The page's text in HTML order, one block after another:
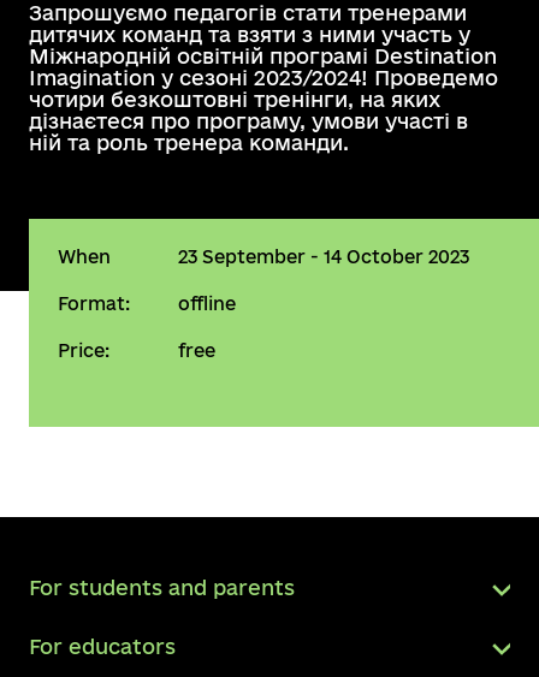
Запрошуємо педагогів стати тренерами
дитячих команд та взяти з ними участь у
Міжнародній освітній програмі Destination
Imagination у сезоні 2023/2024! Проведемо
чотири безкоштовні тренінги, на яких
дізнаєтеся про програму, умови участі в
ній та роль тренера команди.
When 23 September - 14 October 2023
Format: offline
Price: free
For students and parents
For educators